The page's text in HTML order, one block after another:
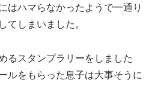
はハマらなかったようで一通り
てしまいました。
るスタンプラリーをしました
ルをもらった息子は大事そうに